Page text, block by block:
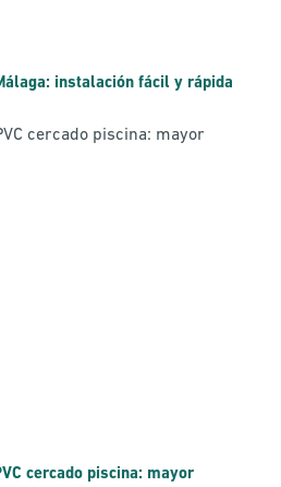
instalación fácil y rápida
cercado piscina: mayor